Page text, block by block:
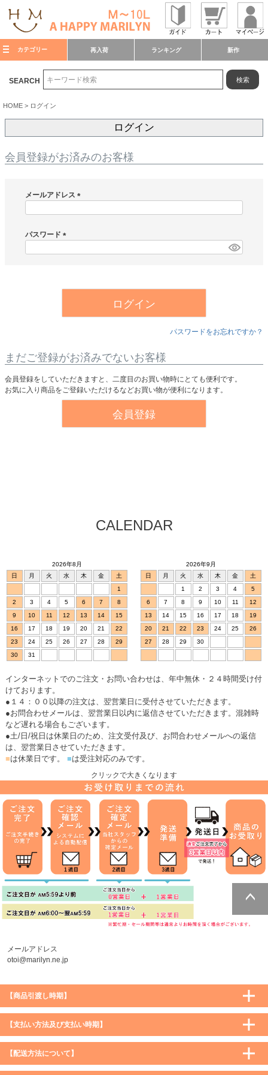
カテゴリー 再入荷 ランキング 新作
SEARCH 検索
HOME ログイン
ログイン
会員登録がお済みのお客様
メールアドレス
)
パスワード
ログイン
パスワードをお忘れですか？
まだご登録がお済みでないお客様
会員登録をしていただきますと、二度目のお買い物時にとても便利です。
お気に入り商品をご登録いただけるなどお買い物が便利になります。
会員登録
ページトッ
プへ
CALENDAR
2026年8月
日
月 火 水 木 金
土
1
2
3 4 5 6 7
8
9
10 11 12 13 14
15
16
17 18 19 20 21
22
23
24 25 26 27 28
29
30
31
2026年9月
日
月 火 水 木 金
土
1
2 3 4
5
6
7 8 9 10 11
12
13
14 15 16 17 18
19
20
21 22 23 24 25
26
27
28 29 30
インターネットでのご注文・お問い合わせは、年中無休・２４時間受け付
けております。
●１４：００以降の注文は、翌営業日に受付させていただきます。
●お問合わせメールは、翌営業日以内に返信させていただきます。混雑時
など遅れる場合もございます。
●土/日/祝日は休業日のため、注文受付及び、お問合わせメールへの返信
は、翌営業日させていただきます。
■は休業日です。 ■は受注対応のみです。
クリックで大きくなります
メールアドレス
otoi@marilyn.ne.jp
【商品引渡し時期】
【支払い方法及び支払い時期】
【配送方法について】